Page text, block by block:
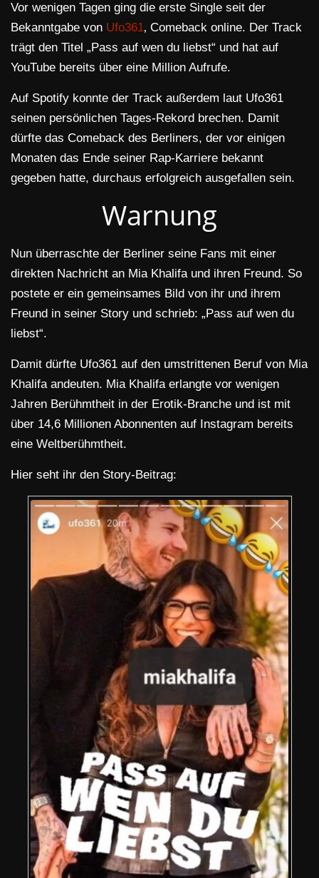
Vor wenigen Tagen ging die erste Single seit der
Bekanntgabe von Ufo361‚ Comeback online. Der Track
trägt den Titel „Pass auf wen du liebst“ und hat auf
YouTube bereits über eine Million Aufrufe.
Auf Spotify konnte der Track außerdem laut Ufo361
seinen persönlichen Tages-Rekord brechen. Damit
dürfte das Comeback des Berliners, der vor einigen
Monaten das Ende seiner Rap-Karriere bekannt
gegeben hatte, durchaus erfolgreich ausgefallen sein.
Warnung
Nun überraschte der Berliner seine Fans mit einer
direkten Nachricht an Mia Khalifa und ihren Freund. So
postete er ein gemeinsames Bild von ihr und ihrem
Freund in seiner Story und schrieb: „Pass auf wen du
liebst“.
Damit dürfte Ufo361 auf den umstrittenen Beruf von Mia
Khalifa andeuten. Mia Khalifa erlangte vor wenigen
Jahren Berühmtheit in der Erotik-Branche und ist mit
über 14,6 Millionen Abonnenten auf Instagram bereits
eine Weltberühmtheit.
Hier seht ihr den Story-Beitrag: